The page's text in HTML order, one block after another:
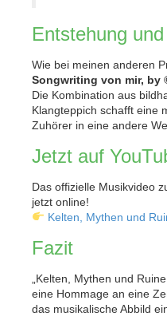
Entstehung
Wie bei meinen anderen
Songwriting von mir, by
Die Kombination aus
Klangteppich schafft eine
Zuhörer in eine andere
Jetzt auf
Das offizielle Musikvideo
jetzt online!
Kelten, Mythen und
Fazit
„Kelten, Mythen und
eine Hommage an eine
das musikalische Abbild